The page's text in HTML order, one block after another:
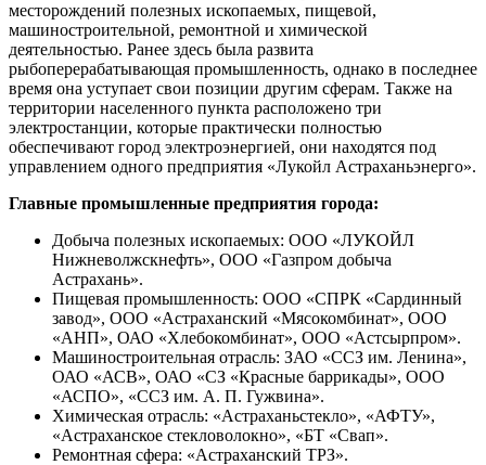
месторождений полезных ископаемых, пищевой,
машиностроительной, ремонтной и химической
деятельностью. Ранее здесь была развита
рыбоперерабатывающая промышленность, однако в последнее
время она уступает свои позиции другим сферам. Также на
территории населенного пункта расположено три
электростанции, которые практически полностью
обеспечивают город электроэнергией, они находятся под
управлением одного предприятия «Лукойл Астраханьэнерго».
Главные промышленные предприятия города:
Добыча полезных ископаемых: ООО «ЛУКОЙЛ
Нижневолжскнефть», ООО «Газпром добыча
Астрахань».
Пищевая промышленность: ООО «СПРК «Сардинный
завод», ООО «Астраханский «Мясокомбинат», ООО
«АНП», ОАО «Хлебокомбинат», ООО «Астсырпром».
Машиностроительная отрасль: ЗАО «ССЗ им. Ленина»,
ОАО «АСВ», ОАО «СЗ «Красные баррикады», ООО
«АСПО», «ССЗ им. А. П. Гужвина».
Химическая отрасль: «Астраханьстекло», «АФТУ»,
«Астраханское стекловолокно», «БТ «Свап».
Ремонтная сфера: «Астраханский ТРЗ».